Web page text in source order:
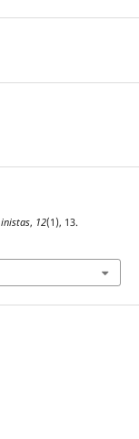
, 12(1), 13.